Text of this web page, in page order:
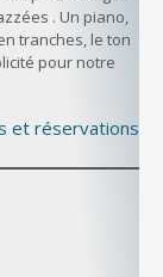
. Un piano,
tranches, le ton
pour notre
et réservations